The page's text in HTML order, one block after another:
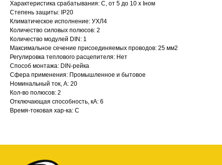
Характеристика срабатывания: C, от 5 до 10 х Iном
Степень защиты: IP20
Климатическое исполнение: УХЛ4
Количество силовых полюсов: 2
Количество модулей DIN: 1
Максимальное сечение присоединяемых проводов: 25 мм2
Регулировка теплового расцепителя: Нет
Способ монтажа: DIN-рейка
Сфера применения: Промышленное и бытовое
Номинальный ток, А: 20
Кол-во полюсов: 2
Отключающая способность, кА: 6
Время-токовая хар-ка: С